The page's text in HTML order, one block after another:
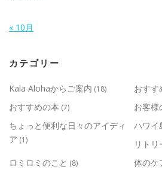
« 10月
カテゴリー
Kala Alohaからご案内 (18) おすす
おすすめの本 (7) お客様
ちょっと便利な日々のアイディ
ア (1)
ハワイ
リトリ
ロミロミのこと (8) 体のケ